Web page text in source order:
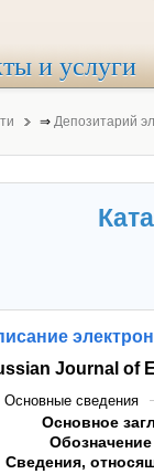
и услуги
⇒ Депозитарий
Journal of
Основные сведения
Основное
Сведения,